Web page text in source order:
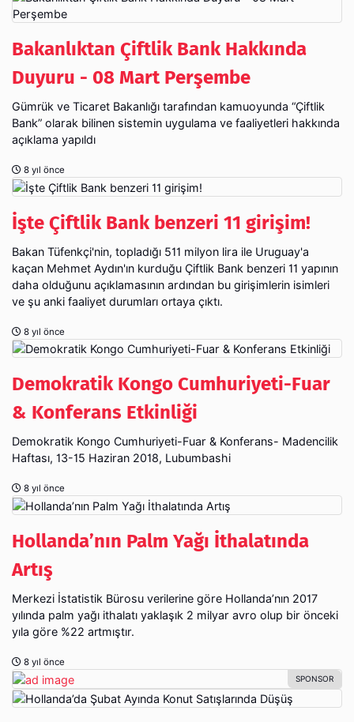
Bakanlıktan Çiftlik Bank Hakkında
Duyuru - 08 Mart Perşembe
Gümrük ve Ticaret Bakanlığı tarafından kamuoyunda “Çiftlik
Bank” olarak bilinen sistemin uygulama ve faaliyetleri hakkında
açıklama yapıldı
8 yıl önce
İşte Çiftlik Bank benzeri 11 girişim!
Bakan Tüfenkçi'nin, topladığı 511 milyon lira ile Uruguay'a
kaçan Mehmet Aydın'ın kurduğu Çiftlik Bank benzeri 11 yapının
daha olduğunu açıklamasının ardından bu girişimlerin isimleri
ve şu anki faaliyet durumları ortaya çıktı.
8 yıl önce
Demokratik Kongo Cumhuriyeti-Fuar
& Konferans Etkinliği
Demokratik Kongo Cumhuriyeti-Fuar & Konferans- Madencilik
Haftası, 13-15 Haziran 2018, Lubumbashi
8 yıl önce
Hollanda’nın Palm Yağı İthalatında
Artış
Merkezi İstatistik Bürosu verilerine göre Hollanda’nın 2017
yılında palm yağı ithalatı yaklaşık 2 milyar avro olup bir önceki
yıla göre %22 artmıştır.
8 yıl önce